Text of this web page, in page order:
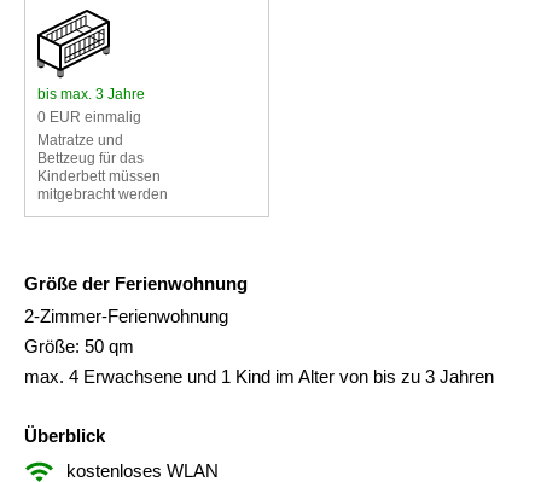
bis max. 3 Jahre
0 EUR einmalig
Matratze und
Bettzeug für das
Kinderbett müssen
mitgebracht werden
Größe der Ferienwohnung
2-Zimmer-Ferienwohnung
Größe: 50 qm
max. 4 Erwachsene und 1 Kind im Alter von bis zu 3 Jahren
Überblick
kostenloses WLAN